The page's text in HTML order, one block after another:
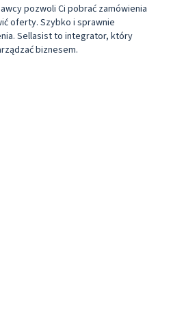
pozwoli Ci pobrać zamówienia
oferty. Szybko i sprawnie
Sellasist to integrator, który
biznesem.